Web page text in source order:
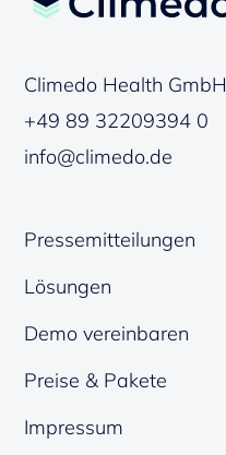
Climedo Health GmbH
+49 89 32209394 0
info@climedo.de
Pressemitteilungen
Lösungen
Demo vereinbaren
Preise & Pakete
Impressum